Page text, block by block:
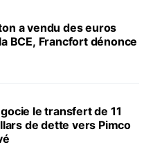
a vendu des euros
BCE, Francfort dénonce
le transfert de 11
de dette vers Pimco